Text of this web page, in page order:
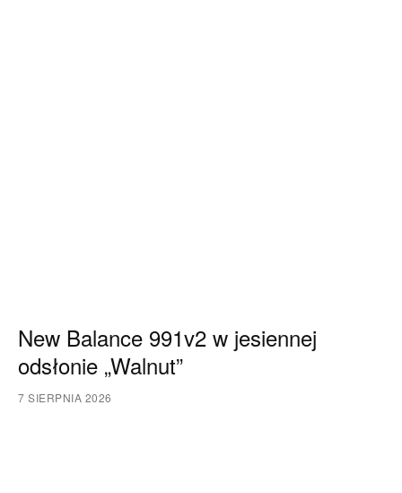
New Balance 991v2 w jesiennej
odsłonie „Walnut”
7 SIERPNIA 2026